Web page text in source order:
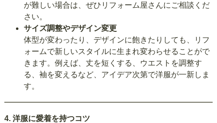
が難しい場合は、ぜひリフォーム屋さんにご相談くだ
さい。
サイズ調整やデザイン変更
体型が変わったり、デザインに飽きたりしても、リフ
ォームで新しいスタイルに生まれ変わらせることがで
きます。例えば、丈を短くする、ウエストを調整す
る、袖を変えるなど、アイデア次第で洋服が一新しま
す。
4. 洋服に愛着を持つコツ